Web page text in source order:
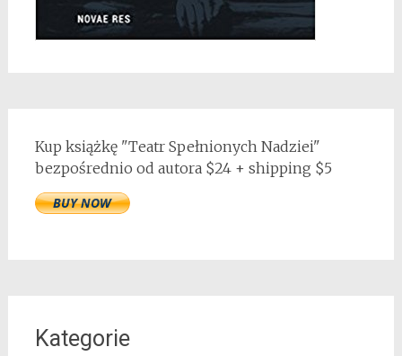
Kup książkę "Teatr Spełnionych Nadziei"
bezpośrednio od autora $24 + shipping $5
Kategorie